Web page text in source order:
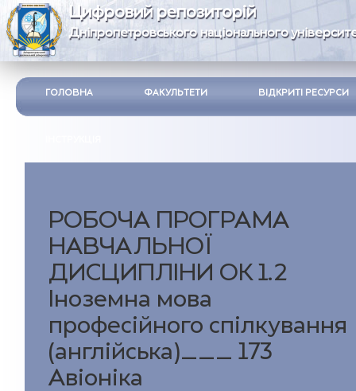
Цифровий репозиторій
Дніпропетровського національного
ГОЛОВНА ФАКУЛЬТЕТИ ВІДКРИТІ РЕСУРСИ
РОБОЧА ПРОГРАМА
НАВЧАЛЬНОЇ
ДИСЦИПЛІНИ ОК 1.2
Іноземна мова
професійного спілкування
(англійська)___ 173
Авіоніка